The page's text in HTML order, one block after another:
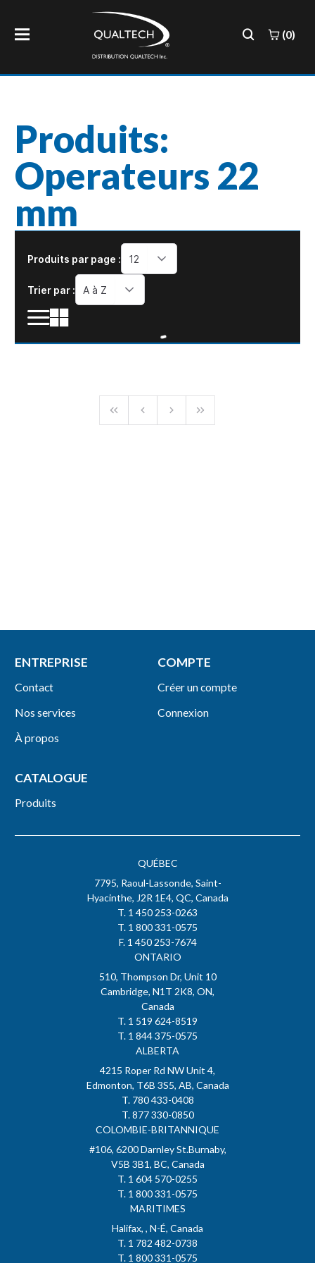
(0)
Produits:
Operateurs 22
mm
Produits par page : 12
Trier par : A à Z
QUÉBEC
7795, Raoul-Lassonde, Saint-
Hyacinthe, J2R 1E4, QC, Canada
T. 1 450 253-0263
T. 1 800 331-0575
F. 1 450 253-7674
ONTARIO
510, Thompson Dr, Unit 10
Cambridge, N1T 2K8, ON,
Canada
T. 1 519 624-8519
T. 1 844 375-0575
ALBERTA
4215 Roper Rd NW Unit 4,
Edmonton, T6B 3S5, AB, Canada
T. 780 433-0408
T. 877 330-0850
COLOMBIE-BRITANNIQUE
#106, 6200 Darnley St.Burnaby,
V5B 3B1, BC, Canada
T. 1 604 570-0255
T. 1 800 331-0575
MARITIMES
Halifax, , N-É, Canada
T. 1 782 482-0738
T. 1 800 331-0575
ENTREPRISE
Contact
Nos services
À propos
COMPTE
Créer un compte
Connexion
CATALOGUE
Produits